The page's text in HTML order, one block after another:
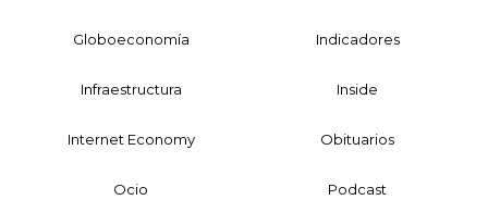
Globoeconomía Indicadores
Infraestructura Inside
Internet Economy Obituarios
Ocio Podcast